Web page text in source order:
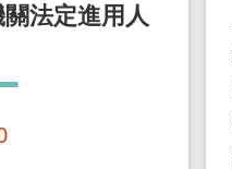
關法定進用人